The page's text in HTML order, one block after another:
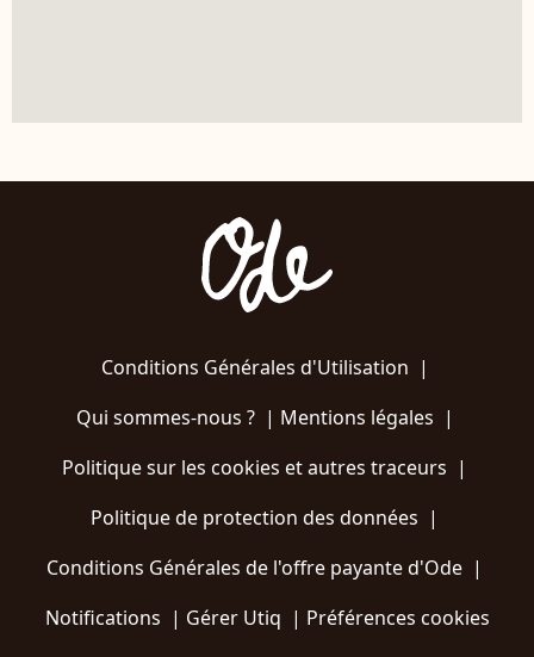
Conditions Générales d'Utilisation |
Qui sommes-nous ?| Mentions légales |
Politique sur les cookies et autres traceurs |
Politique de protection des données |
Conditions Générales de l'offre payante d'Ode |
Notifications | Gérer Utiq | Préférences cookies